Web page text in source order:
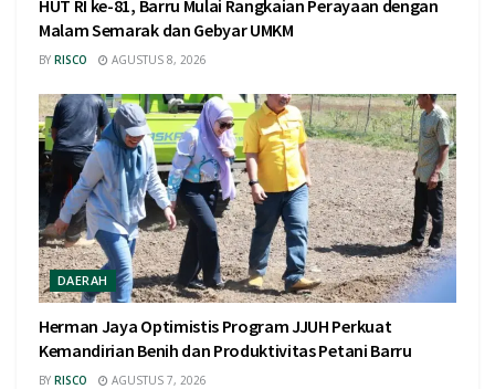
HUT RI ke-81, Barru Mulai Rangkaian Perayaan dengan
Malam Semarak dan Gebyar UMKM
BY RISCO AGUSTUS 8, 2026
DAERAH
Herman Jaya Optimistis Program JJUH Perkuat
Kemandirian Benih dan Produktivitas Petani Barru
BY RISCO AGUSTUS 7, 2026